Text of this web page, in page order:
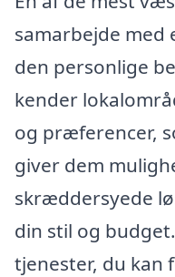
samarbejde med
den personlige
kender
og præferencer,
giver dem
skræddersyede
din stil og
tjenester, du